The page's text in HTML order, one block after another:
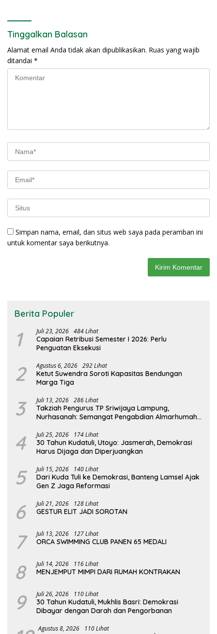
Tinggalkan Balasan
Alamat email Anda tidak akan dipublikasikan. Ruas yang wajib
ditandai *
Simpan nama, email, dan situs web saya pada peramban ini
untuk komentar saya berikutnya.
Berita Populer
1 Juli 23, 2026 484 Lihat
Capaian Retribusi Semester I 2026: Perlu
Penguatan Eksekusi
2 Agustus 6, 2026 292 Lihat
Ketut Suwendra Soroti Kapasitas Bendungan
Marga Tiga
3 Juli 13, 2026 286 Lihat
Takziah Pengurus TP Sriwijaya Lampung,
Nurhasanah: Semangat Pengabdian Almarhumah
4 Juli 25, 2026 174 Lihat
30 Tahun Kudatuli, Utoyo: Jasmerah, Demokrasi
Harus Dijaga dan Diperjuangkan
5 Juli 15, 2026 140 Lihat
Dari Kuda Tuli ke Demokrasi, Banteng Lamsel Ajak
Gen Z Jaga Reformasi
6 Juli 21, 2026 128 Lihat
GESTUR ELIT JADI SOROTAN
7 Juli 13, 2026 127 Lihat
ORCA SWIMMING CLUB PANEN 65 MEDALI
8 Juli 14, 2026 116 Lihat
MENJEMPUT MIMPI DARI RUMAH KONTRAKAN
9 Juli 26, 2026 110 Lihat
30 Tahun Kudatuli, Mukhlis Basri: Demokrasi
Dibayar dengan Darah dan Pengorbanan
Agustus 8, 2026 110 Lihat